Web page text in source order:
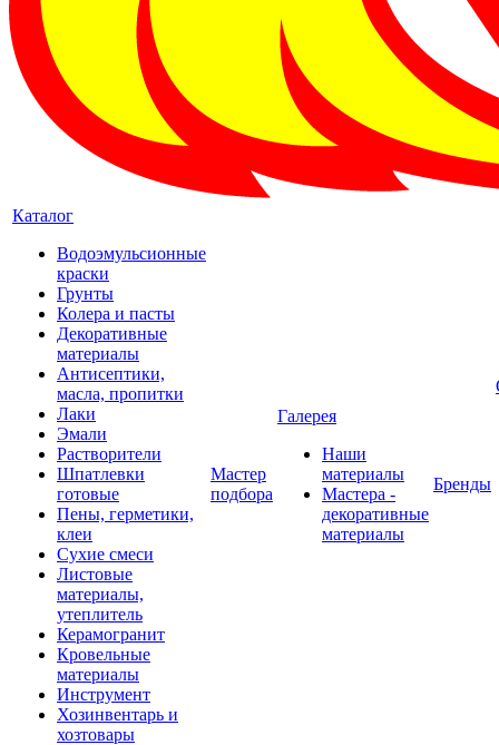
Каталог
Водоэмульсионные
краски
Грунты
Колера и пасты
Декоративные
материалы
Антисептики,
масла, пропитки
Лаки
Эмали
Растворители
Шпатлевки
готовые
Пены, герметики,
клеи
Сухие смеси
Листовые
материалы,
утеплитель
Керамогранит
Кровельные
материалы
Инструмент
Хозинвентарь и
хозтовары
Мастер
подбора
Галерея
Наши
материалы
Мастера -
декоративные
материалы
Бренды